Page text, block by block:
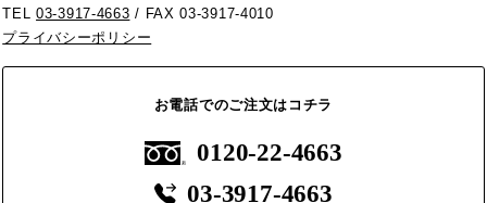
TEL03-3917-4663 / FAX 03-3917-4010
プライバシーポリシー
お電話でのご注文はコチラ
0120-22-4663
03-3917-4663